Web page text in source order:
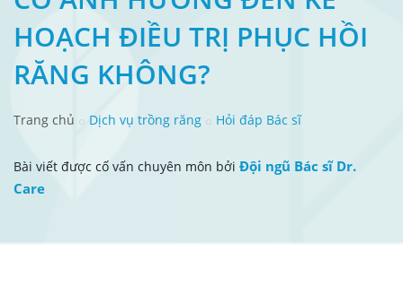
HOẠCH ĐIỀU TRỊ PHỤC HỒI
RĂNG KHÔNG?
Trang chủ Dịch vụ trồng răng Hỏi đáp Bác sĩ
Bài viết được cố vấn chuyên môn bởi Đội ngũ Bác sĩ Dr.
Care